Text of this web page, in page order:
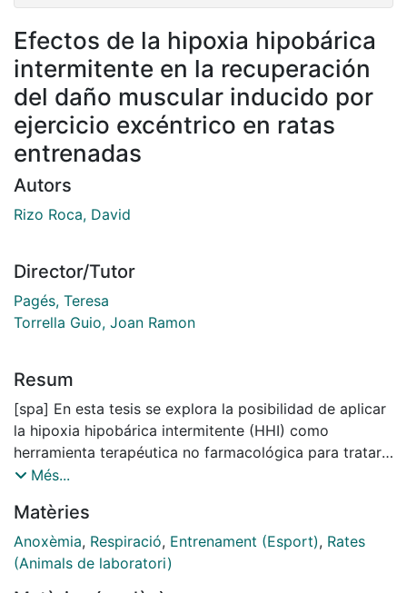
Efectos de la hipoxia hipobárica
intermitente en la recuperación
del daño muscular inducido por
ejercicio excéntrico en ratas
entrenadas
Autors
Rizo Roca, David
Director/Tutor
Pagés, Teresa
Torrella Guio, Joan Ramon
Resum
[spa] En esta tesis se explora la posibilidad de aplicar
la hipoxia hipobárica intermitente (HHI) como
herramienta terapéutica no farmacológica para tratar
el daño muscular que aparece como consecuencia del
a la necesidad de realizar pruebas invasivas, se
escogió un modelo animal. Se entrenaron ratas
Sprague-Dawley en un tapete rodante y se sometieron
Més...
Matèries
Anoxèmia, Respiració, Entrenament (Esport), Rates
(Animals de laboratori)